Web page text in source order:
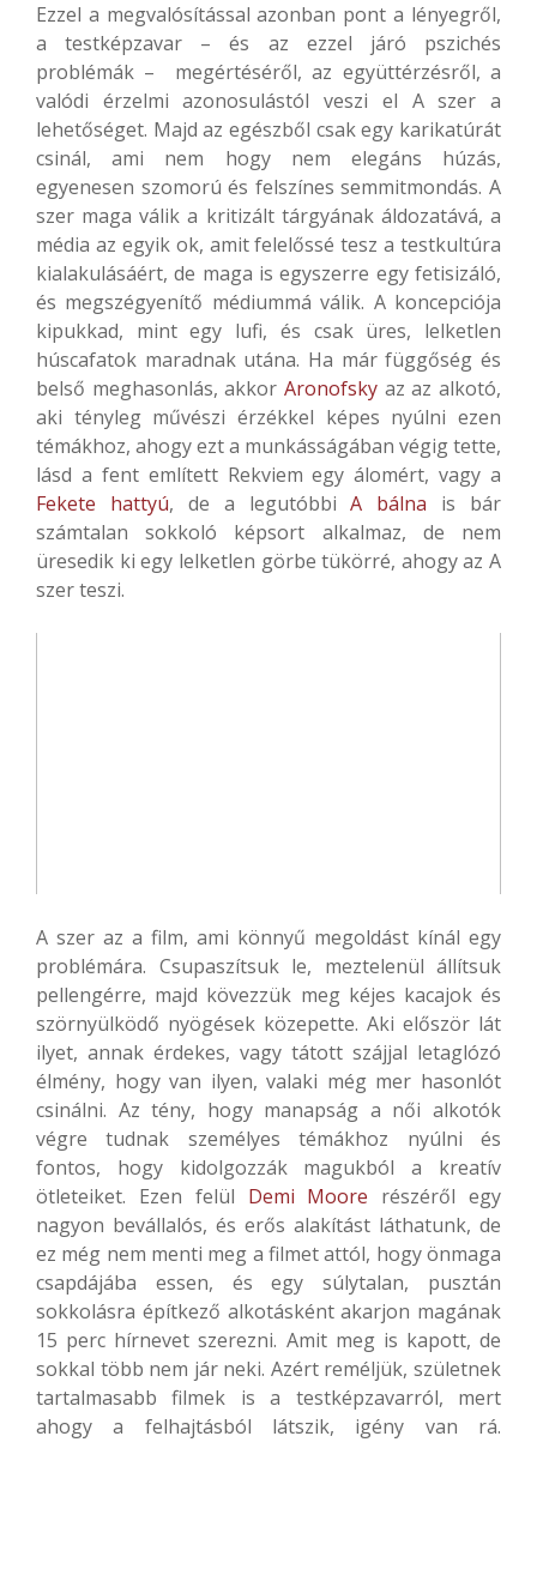
Ezzel a megvalósítással azonban pont a lényegről,
a testképzavar – és az ezzel járó pszichés
problémák – megértéséről, az együttérzésről, a
valódi érzelmi azonosulástól veszi el A szer a
lehetőséget. Majd az egészből csak egy karikatúrát
csinál, ami nem hogy nem elegáns húzás,
egyenesen szomorú és felszínes semmitmondás. A
szer maga válik a kritizált tárgyának áldozatává, a
média az egyik ok, amit felelőssé tesz a testkultúra
kialakulásáért, de maga is egyszerre egy fetisizáló,
és megszégyenítő médiummá válik. A koncepciója
kipukkad, mint egy lufi, és csak üres, lelketlen
húscafatok maradnak utána. Ha már függőség és
belső meghasonlás, akkor Aronofsky az az alkotó,
aki tényleg művészi érzékkel képes nyúlni ezen
témákhoz, ahogy ezt a munkásságában végig tette,
lásd a fent említett Rekviem egy álomért, vagy a
Fekete hattyú, de a legutóbbi A bálna is bár
számtalan sokkoló képsort alkalmaz, de nem
üresedik ki egy lelketlen görbe tükörré, ahogy az A
szer teszi.
A szer az a film, ami könnyű megoldást kínál egy
problémára. Csupaszítsuk le, meztelenül állítsuk
pellengérre, majd kövezzük meg kéjes kacajok és
szörnyülködő nyögések közepette. Aki először lát
ilyet, annak érdekes, vagy tátott szájjal letaglózó
élmény, hogy van ilyen, valaki még mer hasonlót
csinálni. Az tény, hogy manapság a női alkotók
végre tudnak személyes témákhoz nyúlni és
fontos, hogy kidolgozzák magukból a kreatív
ötleteiket. Ezen felül Demi Moore részéről egy
nagyon bevállalós, és erős alakítást láthatunk, de
ez még nem menti meg a filmet attól, hogy önmaga
csapdájába essen, és egy súlytalan, pusztán
sokkolásra építkező alkotásként akarjon magának
15 perc hírnevet szerezni. Amit meg is kapott, de
sokkal több nem jár neki. Azért reméljük, születnek
tartalmasabb filmek is a testképzavarról, mert
ahogy a felhajtásból látszik, igény van rá.